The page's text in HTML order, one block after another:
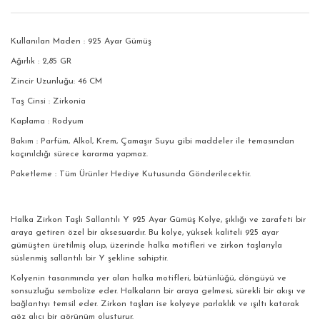
Kullanılan Maden : 925 Ayar Gümüş
Ağırlık : 2,85 GR
Zincir Uzunluğu: 46 CM
Taş Cinsi : Zirkonia
Kaplama : Rodyum
Bakım : Parfüm, Alkol, Krem, Çamaşır Suyu gibi maddeler ile temasından
kaçınıldığı sürece kararma yapmaz.
Paketleme : Tüm Ürünler Hediye Kutusunda Gönderilecektir.
Halka Zirkon Taşlı Sallantılı Y 925 Ayar Gümüş Kolye, şıklığı ve zarafeti bir
araya getiren özel bir aksesuardır. Bu kolye, yüksek kaliteli 925 ayar
gümüşten üretilmiş olup, üzerinde halka motifleri ve zirkon taşlarıyla
süslenmiş sallantılı bir Y şekline sahiptir.
Kolyenin tasarımında yer alan halka motifleri, bütünlüğü, döngüyü ve
sonsuzluğu sembolize eder. Halkaların bir araya gelmesi, sürekli bir akışı ve
bağlantıyı temsil eder. Zirkon taşları ise kolyeye parlaklık ve ışıltı katarak
göz alıcı bir görünüm oluşturur.